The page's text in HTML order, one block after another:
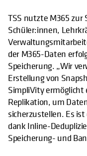
TSS nutzte M365 zur
Schüler:innen,
der M365-Daten
Speicherung. „Wir
Erstellung von
SimpliVity
Replikation, um
sicherzustellen. Es
dank Inline-
Speicherung- und